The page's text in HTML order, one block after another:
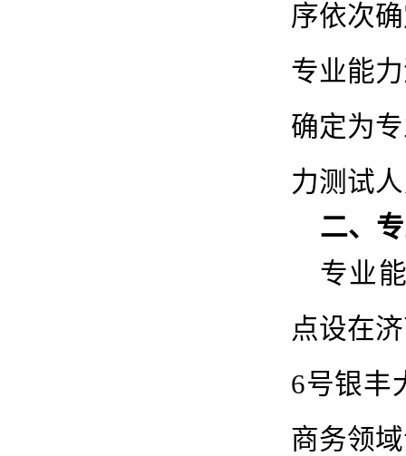
序依次
专业能
确定为
力测试
二、
专业
点设在
6号银丰
商务领